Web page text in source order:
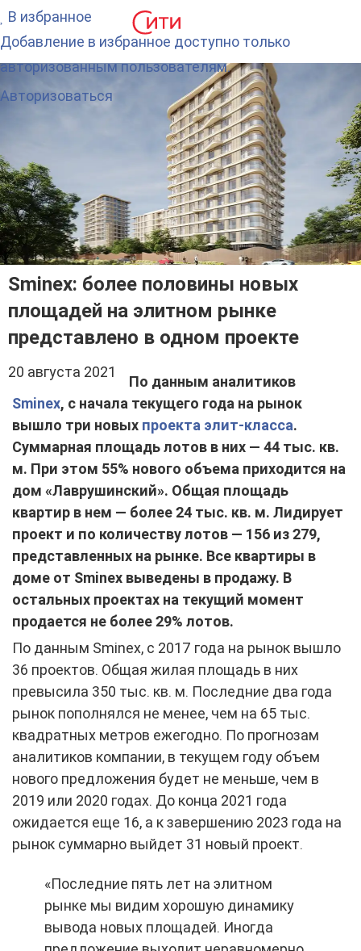
Sminex: более половины новых
площадей на элитном рынке
представлено в одном проекте
20 августа 2021
По данным аналитиков
Sminex, с начала текущего года на рынок
вышло три новых проекта элит-класса.
Суммарная площадь лотов в них — 44 тыс. кв.
м. При этом 55% нового объема приходится на
дом «Лаврушинский». Общая площадь
квартир в нем — более 24 тыс. кв. м. Лидирует
проект и по количеству лотов — 156 из 279,
представленных на рынке. Все квартиры в
доме от Sminex выведены в продажу. В
остальных проектах на текущий момент
продается не более 29% лотов.
По данным Sminex, с 2017 года на рынок вышло
36 проектов. Общая жилая площадь в них
превысила 350 тыс. кв. м. Последние два года
рынок пополнялся не менее, чем на 65 тыс.
квадратных метров ежегодно. По прогнозам
аналитиков компании, в текущем году объем
нового предложения будет не меньше, чем в
2019 или 2020 годах. До конца 2021 года
ожидается еще 16, а к завершению 2023 года на
рынок суммарно выйдет 31 новый проект.
«Последние пять лет на элитном
рынке мы видим хорошую динамику
вывода новых площадей. Иногда
В избранное
Добавление в избранное доступно только
авторизованным пользователям.
Авторизоваться